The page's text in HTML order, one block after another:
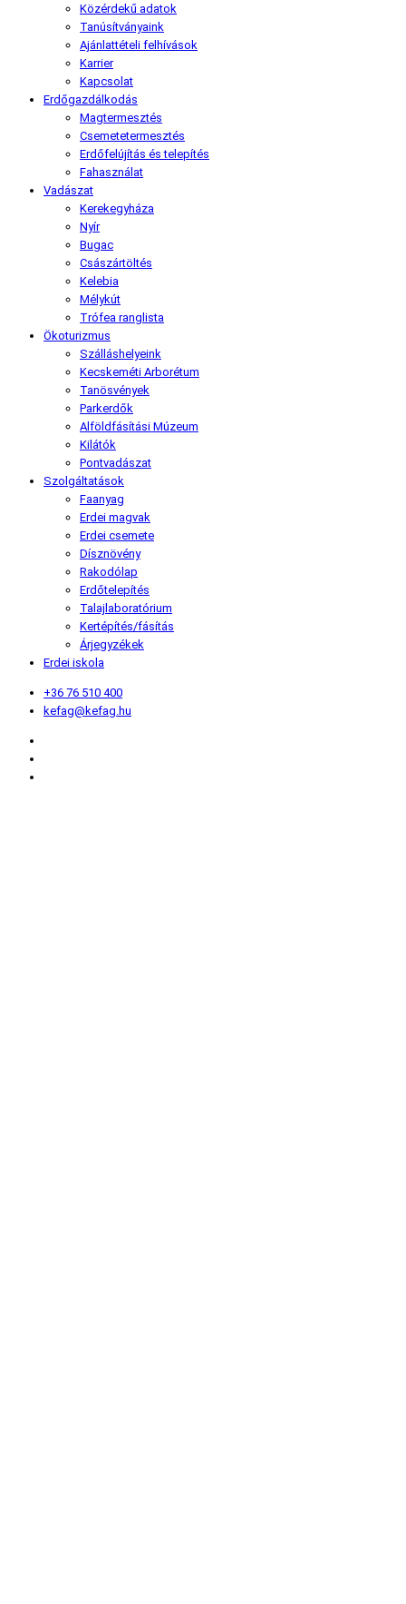
Közérdekű adatok
Tanúsítványaink
Ajánlattételi felhívások
Karrier
Kapcsolat
Erdőgazdálkodás
Magtermesztés
Csemetetermesztés
Erdőfelújítás és telepítés
Fahasználat
Vadászat
Kerekegyháza
Nyír
Bugac
Császártöltés
Kelebia
Mélykút
Trófea ranglista
Ökoturizmus
Szálláshelyeink
Kecskeméti Arborétum
Tanösvények
Parkerdők
Alföldfásítási Múzeum
Kilátók
Pontvadászat
Szolgáltatások
Faanyag
Erdei magvak
Erdei csemete
Dísznövény
Rakodólap
Erdőtelepítés
Talajlaboratórium
Kertépítés/fásítás
Árjegyzékek
Erdei iskola
+36 76 510 400
kefag@kefag.hu